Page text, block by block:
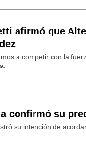
afirmó que
a competir con la
confirmó su
su intención de